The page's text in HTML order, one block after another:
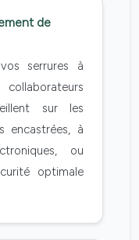
de
serrures à
sur les
encastrées, à
ou
optimale